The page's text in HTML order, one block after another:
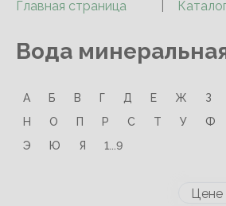
Главная страница
Вода
А Б В Г Д Е Ж З
Н
О П Р С Т У Ф
Э
Ю Я 1...9
Цене